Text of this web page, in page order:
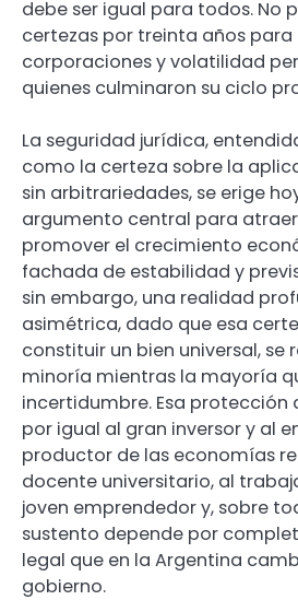
debe ser igual para todos. No
certezas por treinta años
corporaciones y volatilidad
quienes culminaron su ciclo
La seguridad jurídica,
como la certeza sobre la
sin arbitrariedades, se erige
argumento central para
promover el crecimiento
fachada de estabilidad y
sin embargo, una realidad
asimétrica, dado que esa
constituir un bien universal, se
minoría mientras la mayoría
incertidumbre. Esa
por igual al gran inversor y al
productor de las economías
docente universitario, al
joven emprendedor y, sobre
sustento depende por
legal que en la Argentina
gobierno.